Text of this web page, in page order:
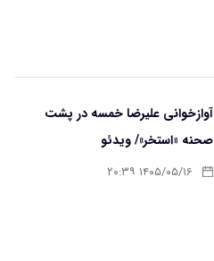
آوازخوانی علیرضا خمسه در پشت
صحنه «استخر»/ ویدئو
۱۴۰۵/۰۵/۱۶ ۲۰:۳۹